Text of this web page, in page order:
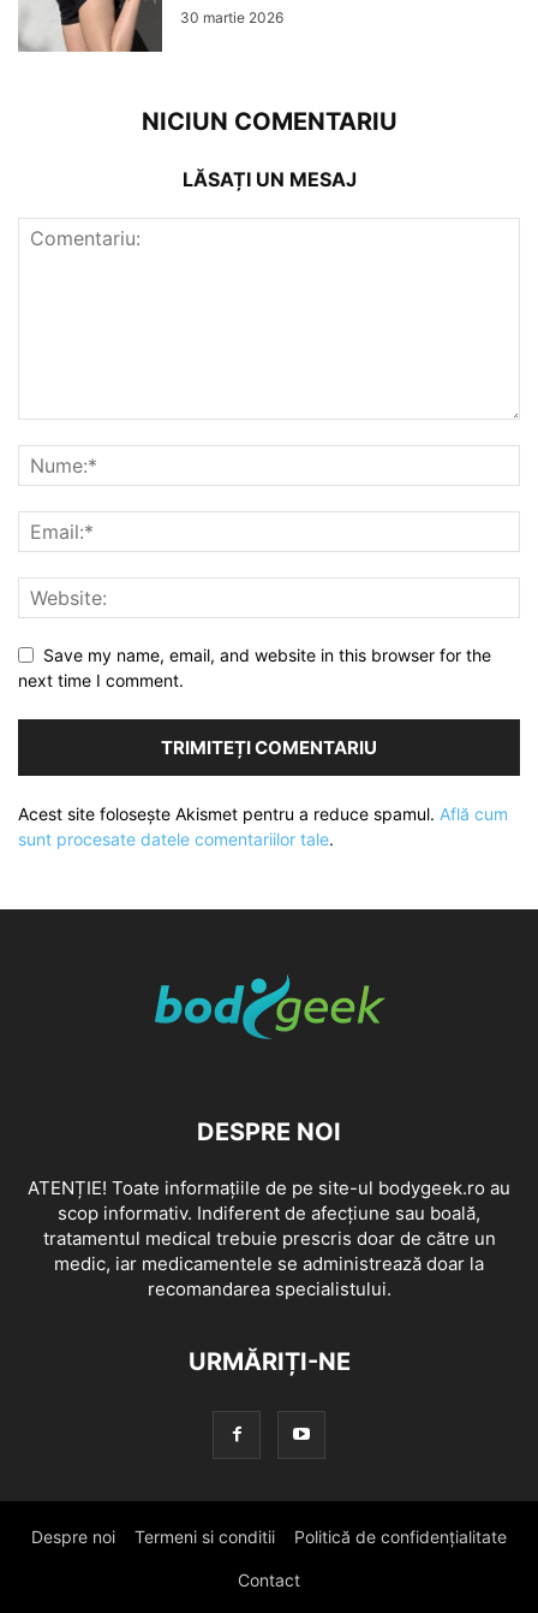
30 martie 2026
NICIUN COMENTARIU
LĂSAȚI UN MESAJ
Save my name, email, and website in this browser for the
next time I comment.
Acest site folosește Akismet pentru a reduce spamul. Află cum
sunt procesate datele comentariilor tale.
DESPRE NOI
ATENȚIE! Toate informațiile de pe site-ul bodygeek.ro au
scop informativ. Indiferent de afecțiune sau boală,
tratamentul medical trebuie prescris doar de către un
medic, iar medicamentele se administrează doar la
recomandarea specialistului.
URMĂRIȚI-NE
Despre noi Termeni si conditii Politică de confidențialitate
Contact